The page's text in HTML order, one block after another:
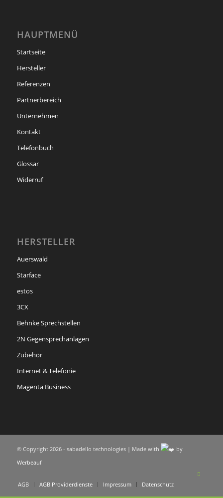
HAUPTMENÜ
Startseite
Hersteller
Referenzen
Partnerbereich
Unternehmen
Kontakt
Telefonbuch
Glossar
Widerruf
HERSTELLER
Auerswald
Starface
estos
3CX
Behnke Sprechstellen
2N Gegensprechanlagen
Zubehör
Internet & Telefonie
Magenta Business
© Copyright 2026 - sabadello technologies | Made with
by
Werbeauf
AGB AGB Providerdienste Impressum Datenschutz